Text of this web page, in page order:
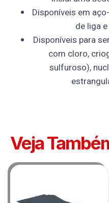
Disponíveis em
de liga
Disponíveis para
com cloro,
sulfuroso),
Veja